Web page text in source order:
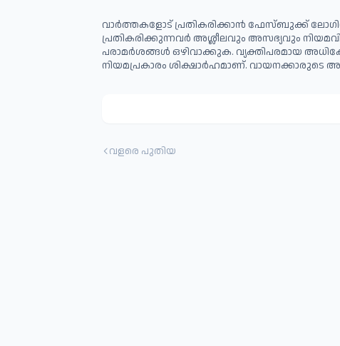
വാർത്തകളോട് പ്രതികരിക്കാൻ ഫേസ്ബുക്ക്
പ്രതികരിക്കുന്നവര്‍ അശ്ലീലവും അസഭ്യവും
പരാമര്‍ശങ്ങള്‍ ഒഴിവാക്കുക. വ്യക്തിപരമായ
നിയമപ്രകാരം ശിക്ഷാര്‍ഹമാണ്. വായനക്കാരുടെ
വളരെ പുതിയ